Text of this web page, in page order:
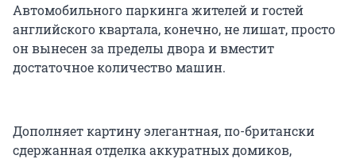
Автомобильного паркинга жителей и гостей
английского квартала, конечно, не лишат, просто
он вынесен за пределы двора и вместит
достаточное количество машин.
Дополняет картину элегантная, по-британски
сдержанная отделка аккуратных домиков,